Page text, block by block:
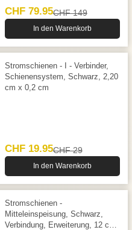
CHF 79.95CHF 149
In den Warenkorb
Stromschienen - I - Verbinder,
Schienensystem, Schwarz, 2,20
cm x 0,2 cm
CHF 19.95CHF 29
In den Warenkorb
Stromschienen -
Mitteleinspeisung, Schwarz,
Verbindung, Erweiterung, 12 cm